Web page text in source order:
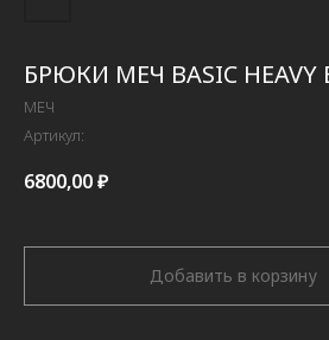
БРЮКИ МЕЧ BASIC HEAVY
МЕЧ
Артикул:
6800,00₽
Добавить в корзину